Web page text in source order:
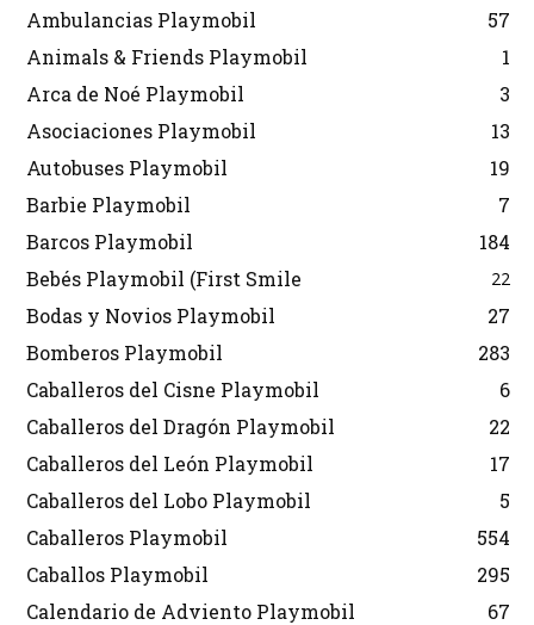
Ambulancias Playmobil
57
Animals & Friends Playmobil
1
Arca de Noé Playmobil
3
Asociaciones Playmobil
13
Autobuses Playmobil
19
Barbie Playmobil
7
Barcos Playmobil
184
Bebés Playmobil (First Smile
22
Bodas y Novios Playmobil
27
Bomberos Playmobil
283
Caballeros del Cisne Playmobil
6
Caballeros del Dragón Playmobil
22
Caballeros del León Playmobil
17
Caballeros del Lobo Playmobil
5
Caballeros Playmobil
554
Caballos Playmobil
295
Calendario de Adviento Playmobil
67